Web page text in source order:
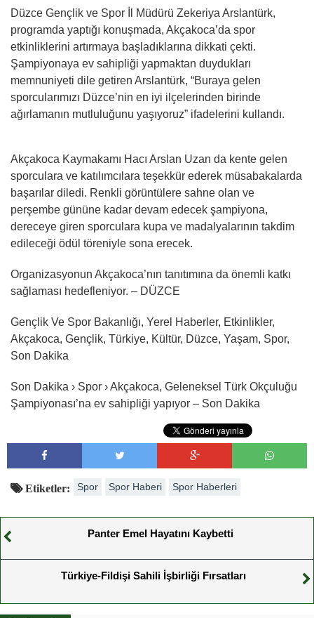
Düzce Gençlik ve Spor İl Müdürü Zekeriya Arslantürk,
programda yaptığı konuşmada, Akçakoca’da spor
etkinliklerini artırmaya başladıklarına dikkati çekti.
Şampiyonaya ev sahipliği yapmaktan duydukları
memnuniyeti dile getiren Arslantürk, “Buraya gelen
sporcularımızı Düzce’nin en iyi ilçelerinden birinde
ağırlamanın mutluluğunu yaşıyoruz” ifadelerini kullandı.
Akçakoca Kaymakamı Hacı Arslan Uzan da kente gelen
sporculara ve katılımcılara teşekkür ederek müsabakalarda
başarılar diledi. Renkli görüntülere sahne olan ve
perşembe gününe kadar devam edecek şampiyona,
dereceye giren sporculara kupa ve madalyalarının takdim
edileceği ödül töreniyle sona erecek.
Organizasyonun Akçakoca’nın tanıtımına da önemli katkı
sağlaması hedefleniyor. – DÜZCE
Gençlik Ve Spor Bakanlığı, Yerel Haberler, Etkinlikler,
Akçakoca, Gençlik, Türkiye, Kültür, Düzce, Yaşam, Spor,
Son Dakika
Son Dakika › Spor › Akçakoca, Geleneksel Türk Okçuluğu
Şampiyonası’na ev sahipliği yapıyor – Son Dakika
Etiketler: Spor Spor Haberi Spor Haberleri
Panter Emel Hayatını Kaybetti
Türkiye-Fildişi Sahili İşbirliği Fırsatları